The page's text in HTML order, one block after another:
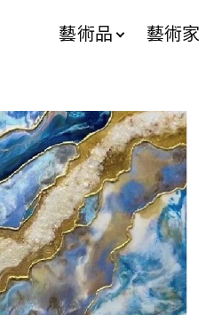
藝術品 藝術家